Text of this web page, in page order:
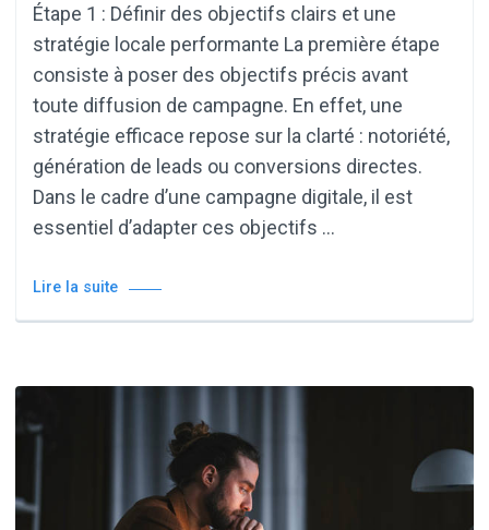
Étape 1 : Définir des objectifs clairs et une
stratégie locale performante La première étape
consiste à poser des objectifs précis avant
toute diffusion de campagne. En effet, une
stratégie efficace repose sur la clarté : notoriété,
génération de leads ou conversions directes.
Dans le cadre d’une campagne digitale, il est
essentiel d’adapter ces objectifs …
Lire la suite